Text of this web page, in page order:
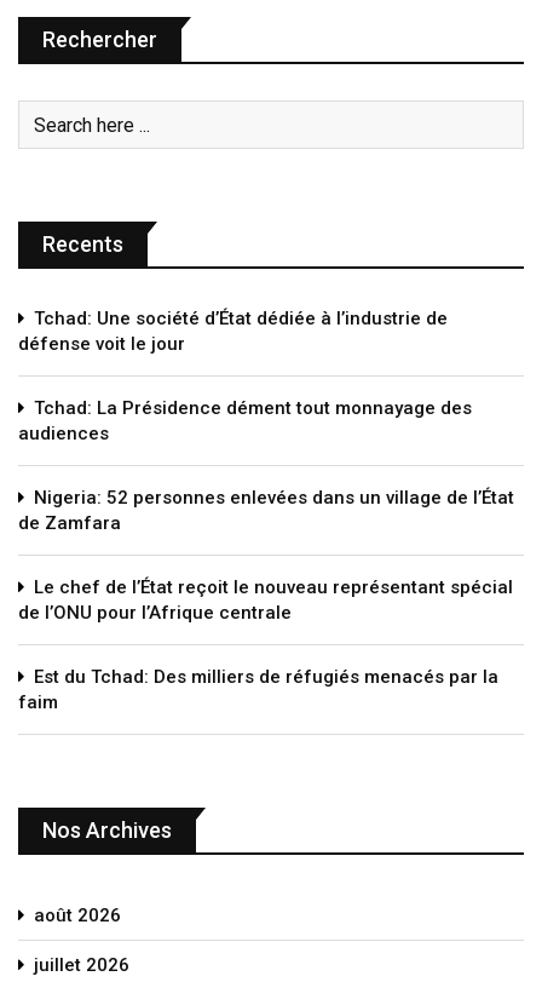
Rechercher
Recents
Tchad: Une société d’État dédiée à l’industrie de
défense voit le jour
Tchad: La Présidence dément tout monnayage des
audiences
Nigeria: 52 personnes enlevées dans un village de l’État
de Zamfara
Le chef de l’État reçoit le nouveau représentant spécial
de l’ONU pour l’Afrique centrale
Est du Tchad: Des milliers de réfugiés menacés par la
faim
Nos Archives
août 2026
juillet 2026